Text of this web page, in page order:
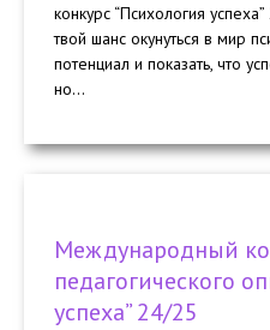
конкурс “Психология
твой шанс окунуться в мир
потенциал и показать, что
но...
Международный
педагогического
успеха” 24/25